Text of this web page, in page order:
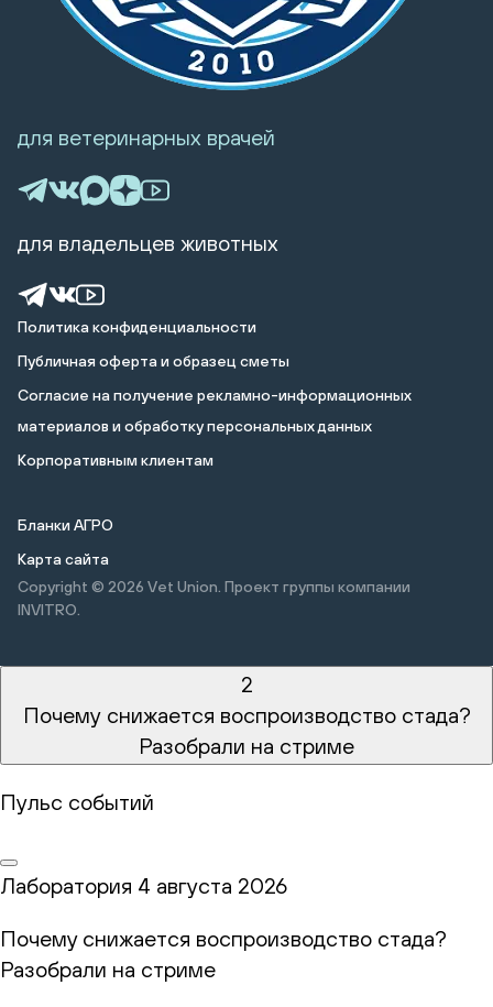
Политика конфиденциальности
Публичная оферта и образец сметы
Cогласие на получение рекламно-информационных
материалов и обработку персональных данных
Корпоративным клиентам
Бланки АГРО
Карта сайта
Copyright © 2026 Vet Union. Проект группы компании
INVITRO.
для ветеринарных врачей
для владельцев животных
2
Почему снижается воспроизводство стада?
Разобрали на стриме
Пульс событий
Лаборатория 4 августа 2026
Почему снижается воспроизводство стада?
Разобрали на стриме